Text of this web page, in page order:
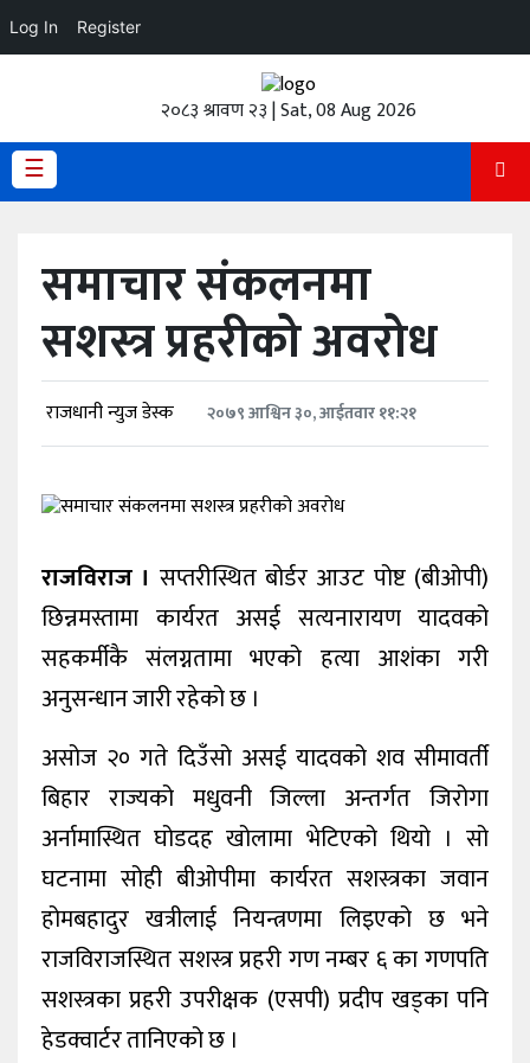
Log In Register
२०८३ श्रावण २३ | Sat, 08 Aug 2026
☰
अपडेट
प्रदेश
राजनीति
अन्य
समाचार संकलनमा
सशस्त्र प्रहरीको अवरोध
राजधानी न्युज डेस्क २०७९ आश्विन ३०, आईतवार ११:२१
राजविराज । सप्तरीस्थित बोर्डर आउट पोष्ट (बीओपी)
छिन्नमस्तामा कार्यरत असई सत्यनारायण यादवको
सहकर्मीकै संलग्नतामा भएको हत्या आशंका गरी
अनुसन्धान जारी रहेको छ ।
असोज २० गते दिउँसो असई यादवको शव सीमावर्ती
बिहार राज्यको मधुवनी जिल्ला अन्तर्गत जिरोगा
अर्नामास्थित घोडदह खोलामा भेटिएको थियो । सो
घटनामा सोही बीओपीमा कार्यरत सशस्त्रका जवान
होमबहादुर खत्रीलाई नियन्त्रणमा लिइएको छ भने
राजविराजस्थित सशस्त्र प्रहरी गण नम्बर ६ का गणपति
सशस्त्रका प्रहरी उपरीक्षक (एसपी) प्रदीप खड्का पनि
हेडक्वार्टर तानिएको छ ।